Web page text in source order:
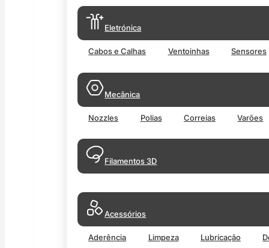
Eletrónica
Cabos e Calhas Ventoinhas Sensores
Mecânica
Nozzles Polias Correias Varões
Filamentos 3D
Acessórios
Aderência Limpeza Lubricação